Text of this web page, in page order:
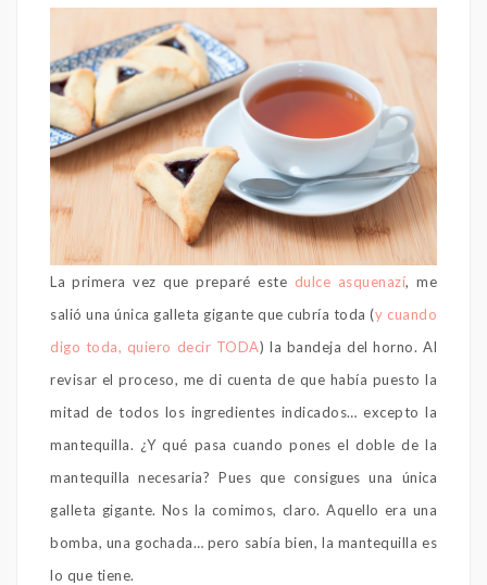
La primera vez que preparé este dulce asquenazí, me
salió una única galleta gigante que cubría toda (y cuando
digo toda, quiero decir TODA) la bandeja del horno. Al
revisar el proceso, me di cuenta de que había puesto la
mitad de todos los ingredientes indicados… excepto la
mantequilla. ¿Y qué pasa cuando pones el doble de la
mantequilla necesaria? Pues que consigues una única
galleta gigante. Nos la comimos, claro. Aquello era una
bomba, una gochada… pero sabía bien, la mantequilla es
lo que tiene.